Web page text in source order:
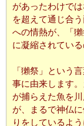
があったわけで
を超えて通じ合う
への情熱が、「
に凝縮されている
「獺祭」という
事に由来します。
が捕らえた魚を
が、まるで神仏
りをしているよ